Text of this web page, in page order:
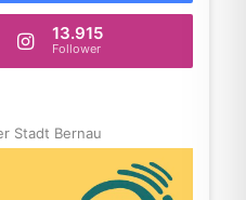
13.915
Follower
Stadt Bernau